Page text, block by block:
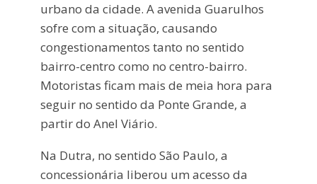
urbano da cidade. A avenida Guarulhos
sofre com a situação, causando
congestionamentos tanto no sentido
bairro-centro como no centro-bairro.
Motoristas ficam mais de meia hora para
seguir no sentido da Ponte Grande, a
partir do Anel Viário.
Na Dutra, no sentido São Paulo, a
concessionária liberou um acesso da